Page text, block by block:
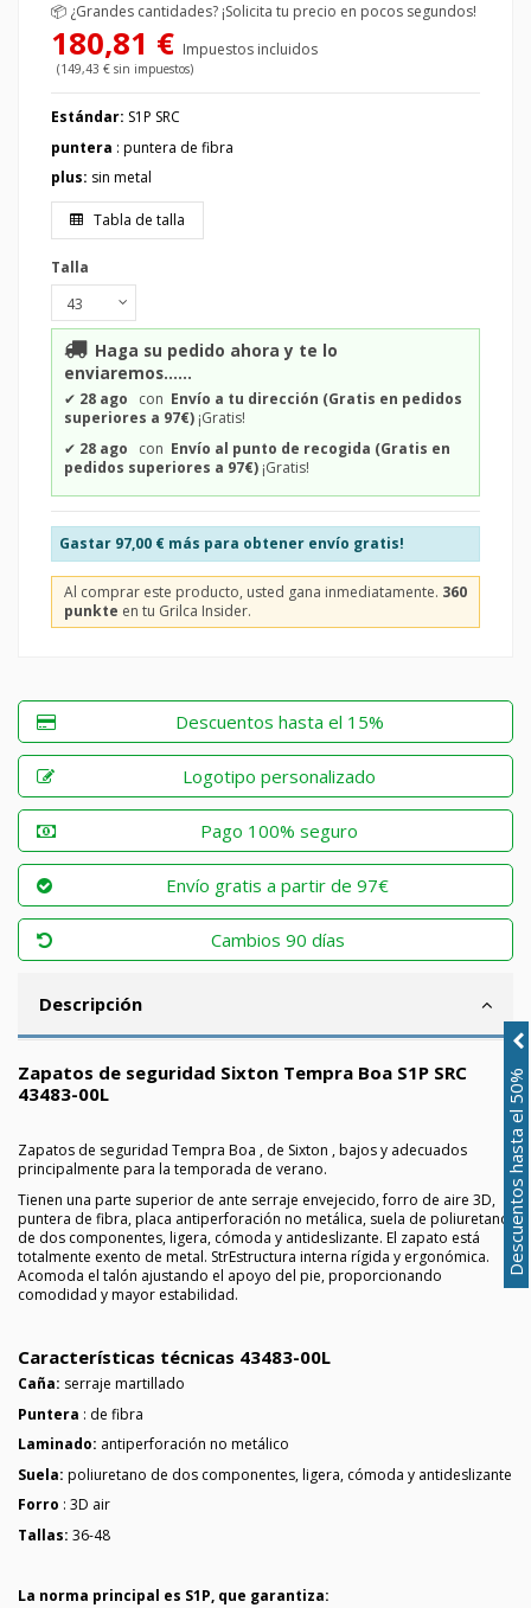
📦 ¿Grandes cantidades? ¡Solicita tu precio en pocos segundos!
180,81 € Impuestos incluidos
(149,43 € sin impuestos)
Estándar: S1P SRC
puntera : puntera de fibra
plus: sin metal
Tabla de talla
Talla
Haga su pedido ahora y te lo
enviaremos......
✔ 28 ago con Envío a tu dirección (Gratis en pedidos
superiores a 97€) ¡Gratis!
✔ 28 ago con Envío al punto de recogida (Gratis en
pedidos superiores a 97€) ¡Gratis!
Gastar 97,00 € más para obtener envío gratis!
Al comprar este producto, usted gana inmediatamente. 360
punkte en tu Grilca Insider.
Descuentos hasta el 15%
Logotipo personalizado
Pago 100% seguro
Envío gratis a partir de 97€
Cambios 90 días
Descripción
Zapatos de seguridad Sixton Tempra Boa S1P SRC
43483-00L
Zapatos de seguridad Tempra Boa , de Sixton , bajos y adecuados
principalmente para la temporada de verano.
Tienen una parte superior de ante serraje envejecido, forro de aire 3D,
puntera de fibra, placa antiperforación no metálica, suela de poliuretano
de dos componentes, ligera, cómoda y antideslizante. El zapato está
totalmente exento de metal. StrEstructura interna rígida y ergonómica.
Acomoda el talón ajustando el apoyo del pie, proporcionando
comodidad y mayor estabilidad.
Características técnicas 43483-00L
Caña: serraje martillado
Puntera : de fibra
Laminado: antiperforación no metálico
Suela: poliuretano de dos componentes, ligera, cómoda y antideslizante
Forro : 3D air
Tallas: 36-48
La norma principal es S1P, que garantiza:
Descuentos hasta el 50%